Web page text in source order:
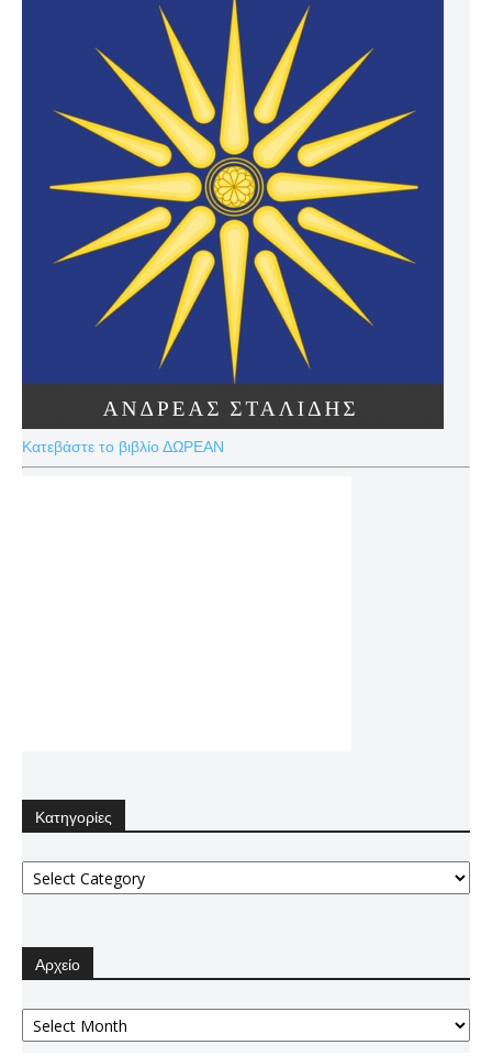
Κατεβάστε το βιβλίο ΔΩΡΕΑΝ
Κατηγορίες
Κατηγορίες
Αρχείο
Αρχείο